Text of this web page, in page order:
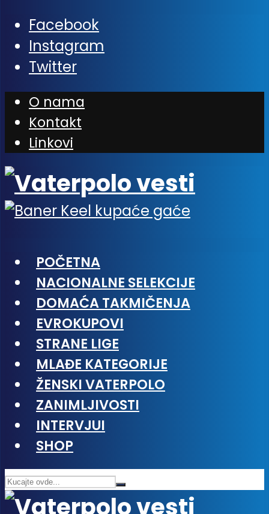
Facebook
Instagram
Twitter
O nama
Kontakt
Linkovi
POČETNA
NACIONALNE SELEKCIJE
DOMAĆA TAKMIČENJA
EVROKUPOVI
STRANE LIGE
MLAĐE KATEGORIJE
ŽENSKI VATERPOLO
ZANIMLJIVOSTI
INTERVJUI
SHOP